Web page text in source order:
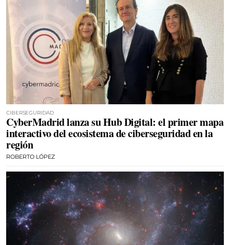
CIBERSEGURIDAD
CyberMadrid lanza su Hub Digital: el primer mapa
interactivo del ecosistema de ciberseguridad en la
región
ROBERTO LÓPEZ